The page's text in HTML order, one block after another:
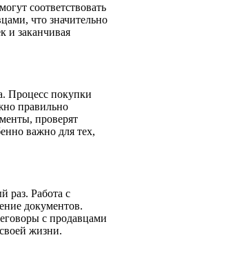
соответствовать
что значительно
и заканчивая
Процесс покупки
правильно
проверят
важно для тех,
раз. Работа с
документов.
с продавцами
жизни.